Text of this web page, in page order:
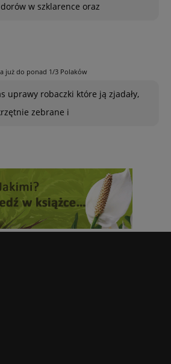
w szklarence oraz
już do ponad 1/3 Polaków
uprawy robaczki które ją zjadały,
zebrane i